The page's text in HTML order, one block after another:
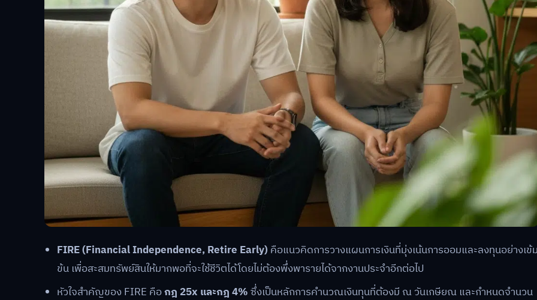
FIRE (Financial Independence, Retire Early) คือแนวคิดการวางแผนการเงินที่มุ่งเน้นการออมและลงทุนอย่างเข้
ข้น เพื่อสะสมทรัพย์สินให้มากพอที่จะใช้ชีวิตได้โดยไม่ต้องพึ่งพารายได้จากงานประจำอีกต่อไป
หัวใจสำคัญของ FIRE คือกฎ 25x และกฎ 4%ซึ่งเป็นหลักการคำนวณเงินทุนที่ต้องมี ณ วันเกษียณ และกำหนดจำนวน